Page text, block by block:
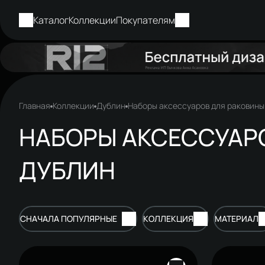
КаталогКоллекцииПокупателям
Главная Коллекции Дублин Наборы аксессуаров для раковины
НАБОРЫ
ДУБЛИН
СНАЧАЛА ПОПУЛЯРНЫЕ КОЛЛЕКЦИЯ МАТЕРИАЛ